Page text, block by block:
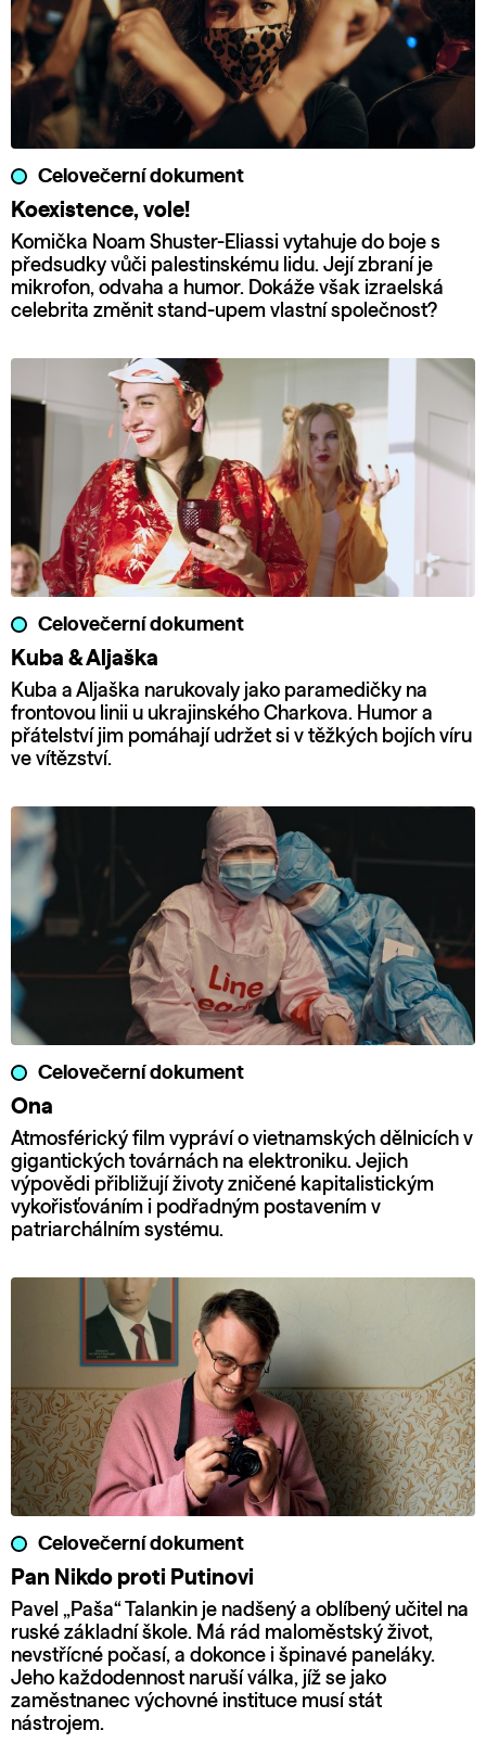
Celovečerní dokument
Koexistence, vole!
Komička Noam Shuster-Eliassi vytahuje do boje s
předsudky vůči palestinskému lidu. Její zbraní je
mikrofon, odvaha a humor. Dokáže však izraelská
celebrita změnit stand-upem vlastní společnost?
Celovečerní dokument
Kuba & Aljaška
Kuba a Aljaška narukovaly jako paramedičky na
frontovou linii u ukrajinského Charkova. Humor a
přátelství jim pomáhají udržet si v těžkých bojích víru
ve vítězství.
Celovečerní dokument
Ona
Atmosférický film vypráví o vietnamských dělnicích v
gigantických továrnách na elektroniku. Jejich
výpovědi přibližují životy zničené kapitalistickým
vykořisťováním i podřadným postavením v
patriarchálním systému.
Celovečerní dokument
Pan Nikdo proti Putinovi
Pavel „Paša“ Talankin je nadšený a oblíbený učitel na
ruské základní škole. Má rád maloměstský život,
nevstřícné počasí, a dokonce i špinavé paneláky.
Jeho každodennost naruší válka, jíž se jako
zaměstnanec výchovné instituce musí stát
nástrojem.